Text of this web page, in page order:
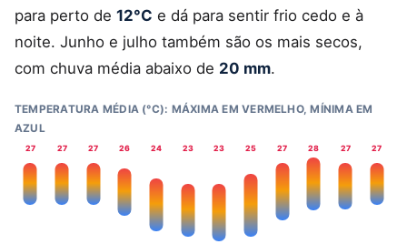
para perto de 12°C e dá para sentir frio cedo e à
noite. Junho e julho também são os mais secos,
com chuva média abaixo de 20 mm.
TEMPERATURA MÉDIA (°C): MÁXIMA EM VERMELHO, MÍNIMA EM
AZUL
27 27 27 26 24 23 23 25 27 28 27 27